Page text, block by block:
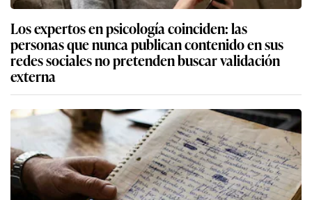
Los expertos en psicología coinciden: las
personas que nunca publican contenido en sus
redes sociales no pretenden buscar validación
externa